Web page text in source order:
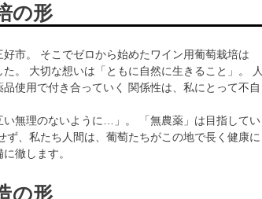
の形
市。 そこでゼロから始めたワイン用葡萄栽培は
た。 大切な想いは「ともに自然に生きること」。 人
使用で付き合っていく 関係性は、私にとって不自
無理のないように…」。 「無農薬」は目指してい
ず、私たち人間は、葡萄たちがこの地で長く健康に
徹します。
の形